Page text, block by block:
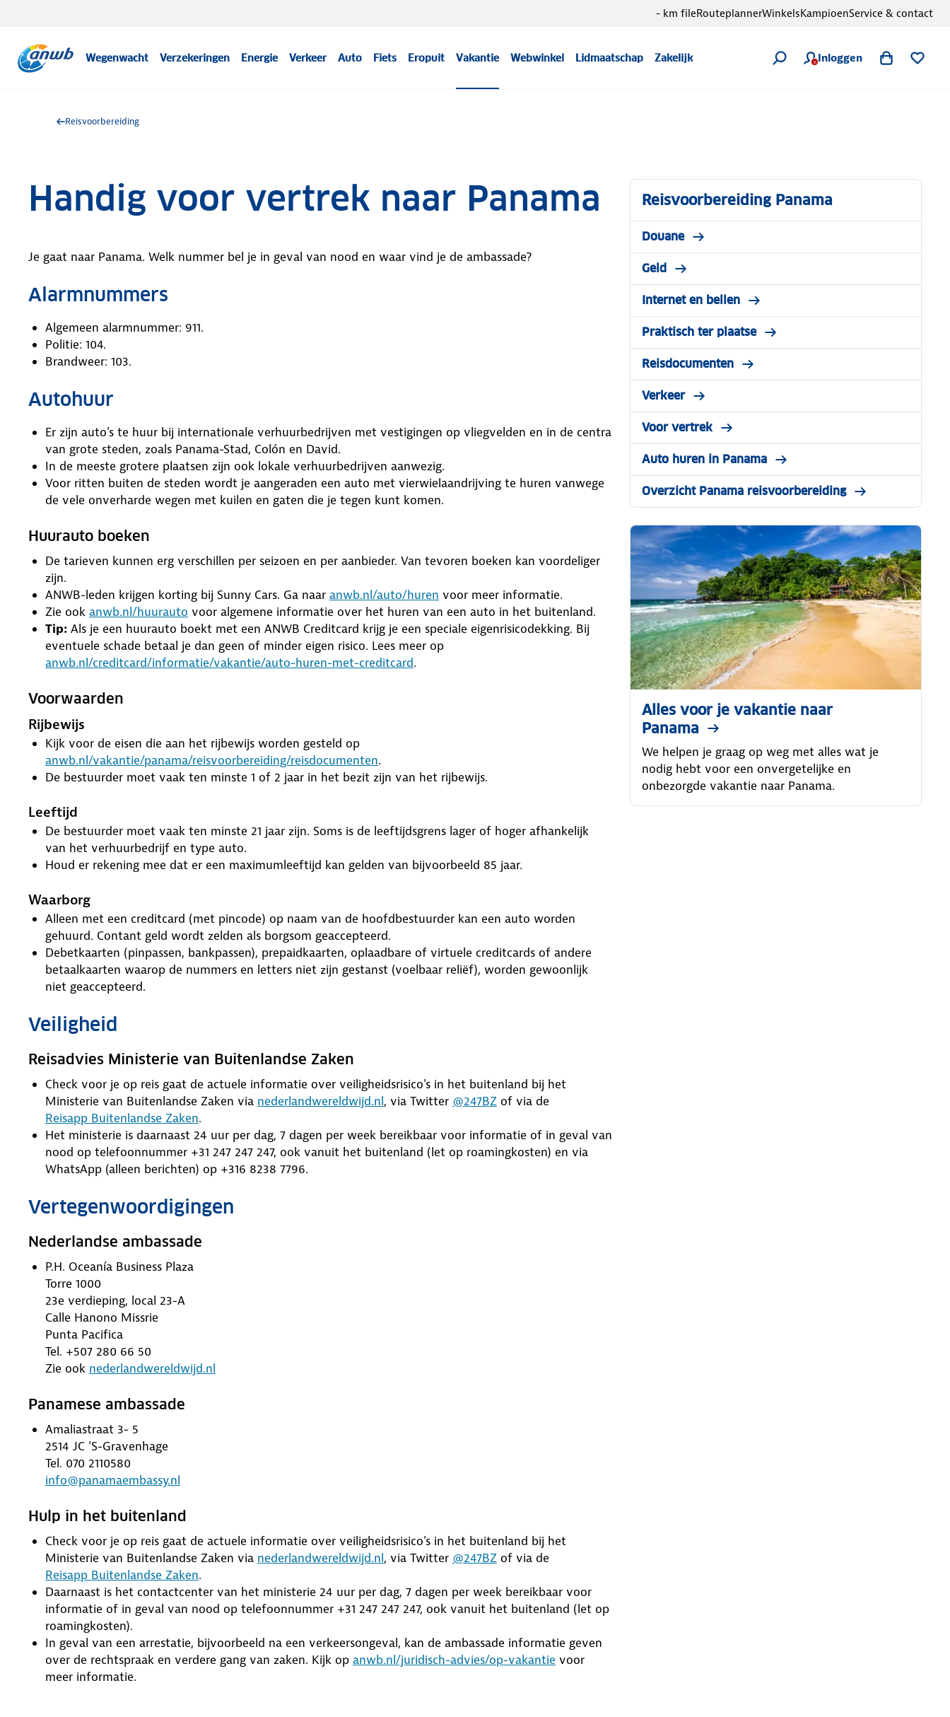
Wegenwacht Verzekeringen Energie Verkeer Auto Fiets Eropuit Vakantie Webwinkel Lidmaatschap Zakelijk Inloggen
- km fileRouteplannerWinkelsKampioenService & contact
Reisvoorbereiding
Handig voor vertrek naar Panama
Je gaat naar Panama. Welk nummer bel je in geval van nood en waar vind je de ambassade?
Alarmnummers
Algemeen alarmnummer: 911.
Politie: 104.
Brandweer: 103.
Autohuur
Er zijn auto's te huur bij internationale verhuurbedrijven met vestigingen op vliegvelden en in de centra
van grote steden, zoals Panama-Stad, Colón en David.
In de meeste grotere plaatsen zijn ook lokale verhuurbedrijven aanwezig.
Voor ritten buiten de steden wordt je aangeraden een auto met vierwielaandrijving te huren vanwege
de vele onverharde wegen met kuilen en gaten die je tegen kunt komen.
Huurauto boeken
De tarieven kunnen erg verschillen per seizoen en per aanbieder. Van tevoren boeken kan voordeliger
zijn.
ANWB-leden krijgen korting bij Sunny Cars. Ga naar anwb.nl/auto/huren voor meer informatie.
Zie ook anwb.nl/huurauto voor algemene informatie over het huren van een auto in het buitenland.
Tip: Als je een huurauto boekt met een ANWB Creditcard krijg je een speciale eigenrisicodekking. Bij
eventuele schade betaal je dan geen of minder eigen risico. Lees meer op
anwb.nl/creditcard/informatie/vakantie/auto-huren-met-creditcard.
Voorwaarden
Rijbewijs
Kijk voor de eisen die aan het rijbewijs worden gesteld op
anwb.nl/vakantie/panama/reisvoorbereiding/reisdocumenten.
De bestuurder moet vaak ten minste 1 of 2 jaar in het bezit zijn van het rijbewijs.
Leeftijd
De bestuurder moet vaak ten minste 21 jaar zijn. Soms is de leeftijdsgrens lager of hoger afhankelijk
van het verhuurbedrijf en type auto.
Houd er rekening mee dat er een maximumleeftijd kan gelden van bijvoorbeeld 85 jaar.
Waarborg
Alleen met een creditcard (met pincode) op naam van de hoofdbestuurder kan een auto worden
gehuurd. Contant geld wordt zelden als borgsom geaccepteerd.
Debetkaarten (pinpassen, bankpassen), prepaidkaarten, oplaadbare of virtuele creditcards of andere
betaalkaarten waarop de nummers en letters niet zijn gestanst (voelbaar reliëf), worden gewoonlijk
niet geaccepteerd.
Veiligheid
Reisadvies Ministerie van Buitenlandse Zaken
Check voor je op reis gaat de actuele informatie over veiligheidsrisico's in het buitenland bij het
Ministerie van Buitenlandse Zaken via nederlandwereldwijd.nl, via Twitter @247BZ of via de
Reisapp Buitenlandse Zaken.
Het ministerie is daarnaast 24 uur per dag, 7 dagen per week bereikbaar voor informatie of in geval van
nood op telefoonnummer +31 247 247 247, ook vanuit het buitenland (let op roamingkosten) en via
WhatsApp (alleen berichten) op +316 8238 7796.
Vertegenwoordigingen
Nederlandse ambassade
P.H. Oceanía Business Plaza
Torre 1000
23e verdieping, local 23-A
Calle Hanono Missrie
Punta Pacifica
Tel. +507 280 66 50
Zie ook nederlandwereldwijd.nl
Panamese ambassade
Amaliastraat 3- 5
2514 JC 'S-Gravenhage
Tel. 070 2110580
info@panamaembassy.nl
Hulp in het buitenland
Check voor je op reis gaat de actuele informatie over veiligheidsrisico's in het buitenland bij het
Ministerie van Buitenlandse Zaken via nederlandwereldwijd.nl, via Twitter @247BZ of via de
Reisapp Buitenlandse Zaken.
Daarnaast is het contactcenter van het ministerie 24 uur per dag, 7 dagen per week bereikbaar voor
informatie of in geval van nood op telefoonnummer +31 247 247 247, ook vanuit het buitenland (let op
roamingkosten).
In geval van een arrestatie, bijvoorbeeld na een verkeersongeval, kan de ambassade informatie geven
over de rechtspraak en verdere gang van zaken. Kijk op anwb.nl/juridisch-advies/op-vakantie voor
meer informatie.
Reisvoorbereiding Panama
Douane
Geld
Internet en bellen
Praktisch ter plaatse
Reisdocumenten
Verkeer
Voor vertrek
Auto huren in Panama
Overzicht Panama reisvoorbereiding
Alles voor je vakantie naar
Panama
We helpen je graag op weg met alles wat je
nodig hebt voor een onvergetelijke en
onbezorgde vakantie naar Panama.